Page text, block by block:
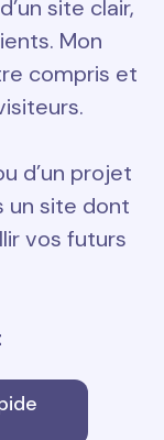
site clair,
Mon
compris et
d’un projet
un site dont
vos futurs